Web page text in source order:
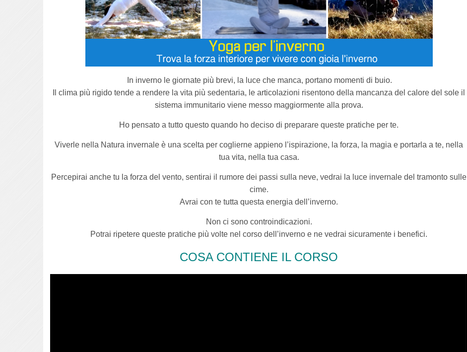
In inverno le giornate più brevi, la luce che manca, portano momenti di buio.
Il clima più rigido tende a rendere la vita più sedentaria, le articolazioni risentono della mancanza del calore del sole il
sistema immunitario viene messo maggiormente alla prova.
Ho pensato a tutto questo quando ho deciso di preparare queste pratiche per te.
Viverle nella Natura invernale è una scelta per coglierne appieno l’ispirazione, la forza, la magia e portarla a te, nella
tua vita, nella tua casa.
Percepirai anche tu la forza del vento, sentirai il rumore dei passi sulla neve, vedrai la luce invernale del tramonto sulle
cime.
Avrai con te tutta questa energia dell’inverno.
Non ci sono controindicazioni.
Potrai ripetere queste pratiche più volte nel corso dell’inverno e ne vedrai sicuramente i benefici.
COSA CONTIENE IL CORSO